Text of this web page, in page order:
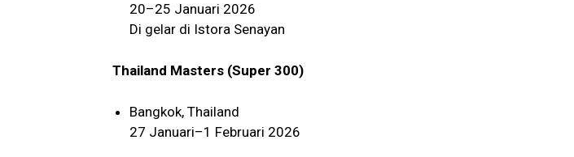
20–25 Januari 2026
Di gelar di Istora Senayan
Thailand Masters (Super 300)
Bangkok, Thailand
27 Januari–1 Februari 2026